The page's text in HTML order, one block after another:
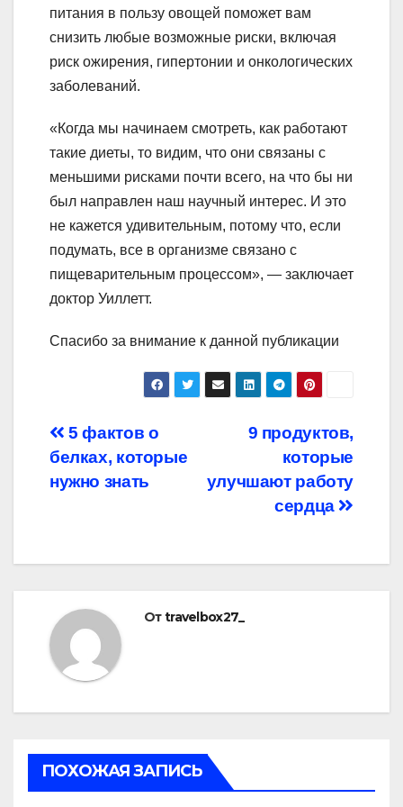
питания в пользу овощей поможет вам
снизить любые возможные риски, включая
риск ожирения, гипертонии и онкологических
заболеваний.
«Когда мы начинаем смотреть, как работают
такие диеты, то видим, что они связаны с
меньшими рисками почти всего, на что бы ни
был направлен наш научный интерес. И это
не кажется удивительным, потому что, если
подумать, все в организме связано с
пищеварительным процессом», — заключает
доктор Уиллетт.
Спасибо за внимание к данной публикации
Навигация
по
9 продуктов,
которые
улучшают работу
сердца
5 фактов о
белках, которые
нужно знать
Отtravelbox27_
ПОХОЖАЯ ЗАПИСЬ